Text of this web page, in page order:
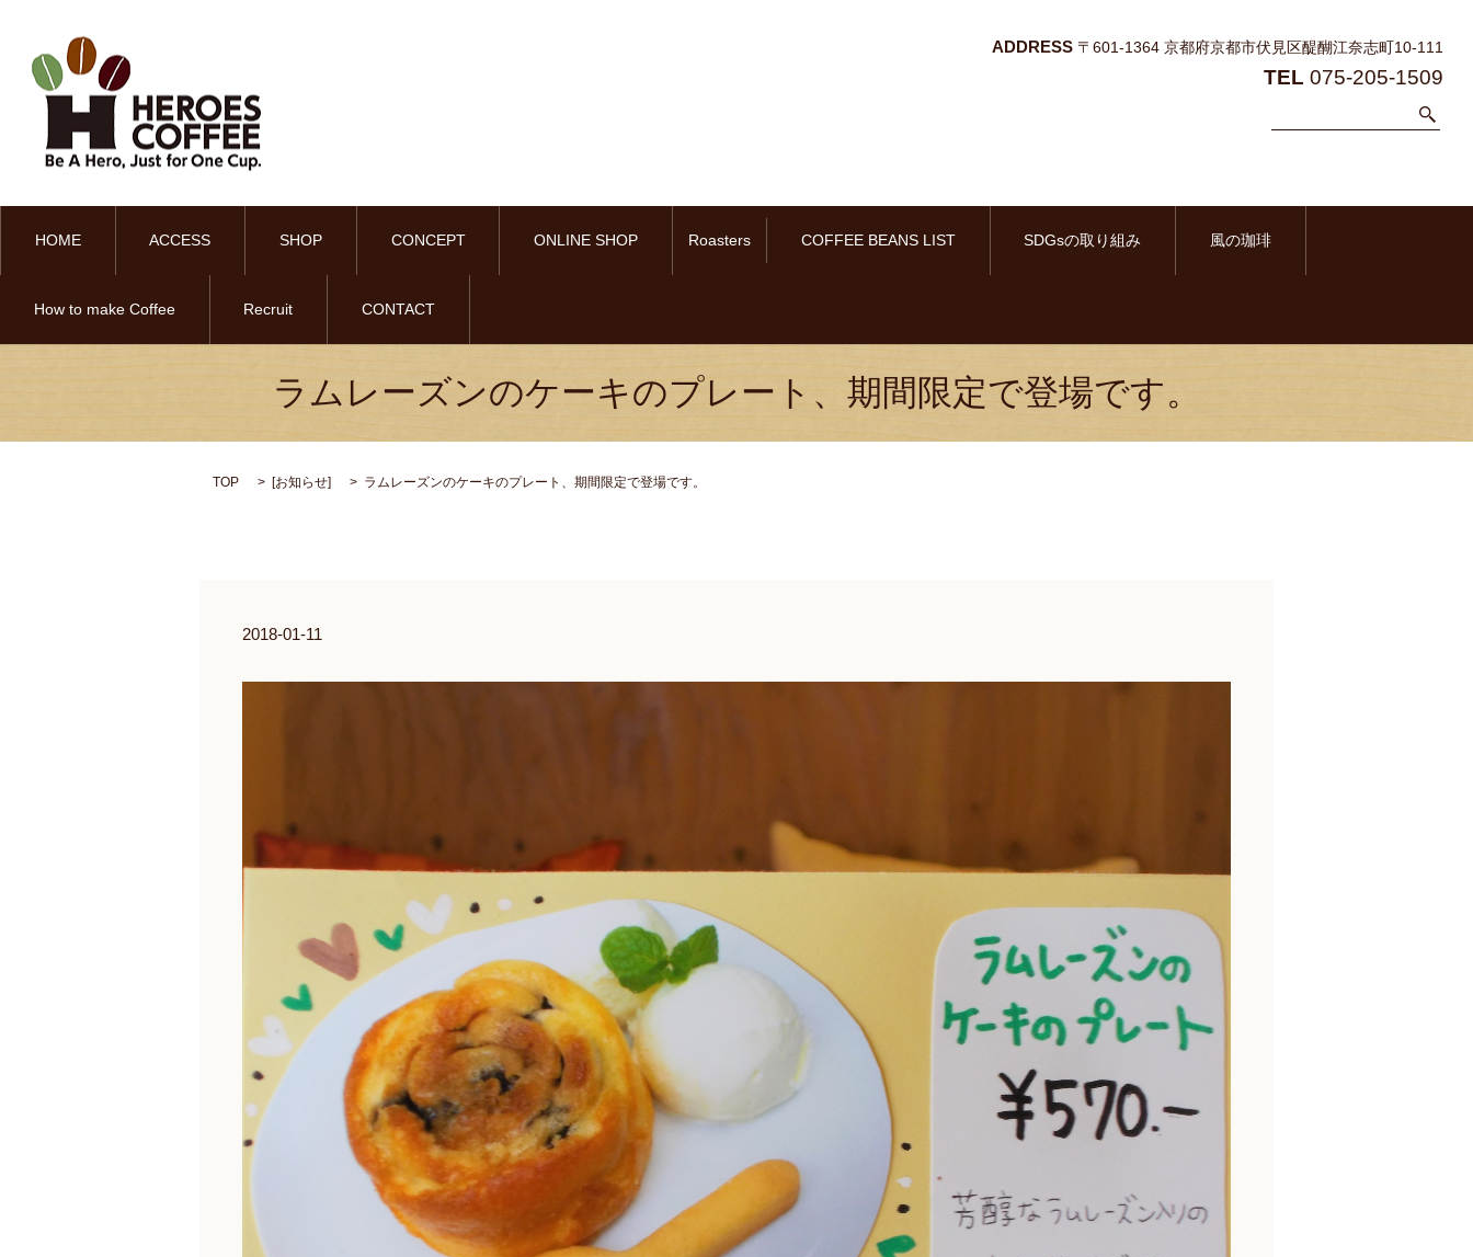
ADDRESS 〒601-1364 京都府京都市伏見区醍醐江奈志町10-111
TEL 075-205-1509
HOME ACCESS SHOP CONCEPT ONLINE SHOP Roasters COFFEE BEANS LIST SDGsの取り組み 風の珈琲
How to make Coffee Recruit CONTACT
ラムレーズンのケーキのプレート、期間限定で登場です。
TOP [お知らせ] ラムレーズンのケーキのプレート、期間限定で登場です。
2018-01-11